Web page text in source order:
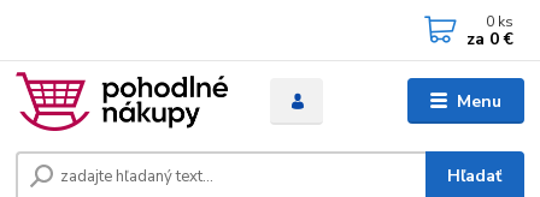
Menu
Hľadať
0 ks
za 0 €